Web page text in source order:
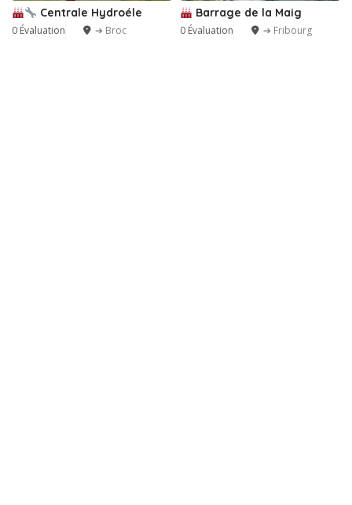
Centrale Hydroéle
0 Évaluation ➔ Broc
Barrage de la Maig
0 Évaluation ➔ Fribourg